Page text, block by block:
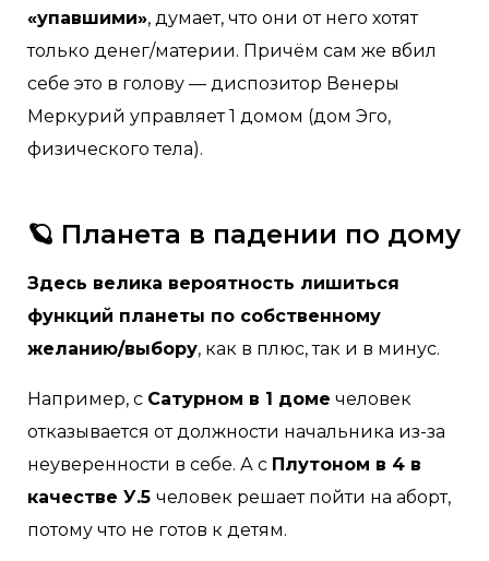
«упавшими», думает, что они от него хотят
только денег/материи. Причём сам же вбил
себе это в голову — диспозитор Венеры
Меркурий управляет 1 домом (дом Эго,
физического тела).
🪐 Планета в падении по дому
Здесь велика вероятность лишиться
функций планеты по собственному
желанию/выбору, как в плюс, так и в минус.
Например, с Сатурном в 1 доме человек
отказывается от должности начальника из-за
неуверенности в себе. А с Плутоном в 4 в
качестве У.5 человек решает пойти на аборт,
потому что не готов к детям.